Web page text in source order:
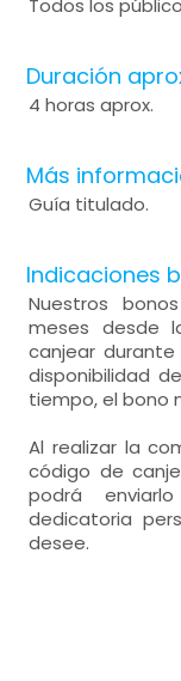
Todos los
Duración
4 horas aprox.
Más
Guía titulado.
Indicaciones
Nuestros
meses desde
canjear
disponibilidad
tiempo, el bono
Al realizar la
código de
podrá
dedicatoria
desee.